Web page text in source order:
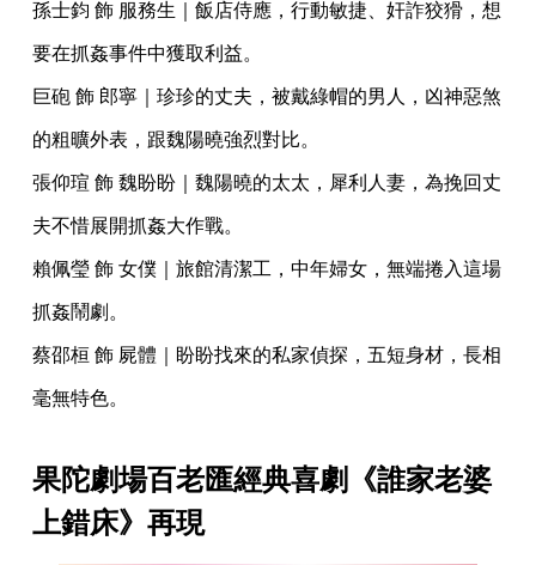
孫士鈞 飾 服務生｜飯店侍應，行動敏捷、奸詐狡猾，想
要在抓姦事件中獲取利益。
巨砲 飾 郎寧｜珍珍的丈夫，被戴綠帽的男人，凶神惡煞
的粗曠外表，跟魏陽曉強烈對比。
張仰瑄 飾 魏盼盼｜魏陽曉的太太，犀利人妻，為挽回丈
夫不惜展開抓姦大作戰。
賴佩瑩 飾 女僕｜旅館清潔工，中年婦女，無端捲入這場
抓姦鬧劇。
蔡邵桓 飾 屍體｜盼盼找來的私家偵探，五短身材，長相
毫無特色。
果陀劇場百老匯經典喜劇《誰家老婆
上錯床》再現